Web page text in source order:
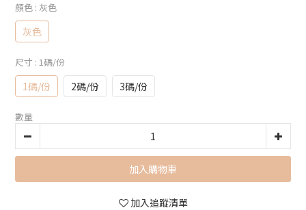
顏色 : 灰色
灰色
尺寸 : 1碼/份
1碼/份 2碼/份 3碼/份
數量
加入購物車
加入追蹤清單